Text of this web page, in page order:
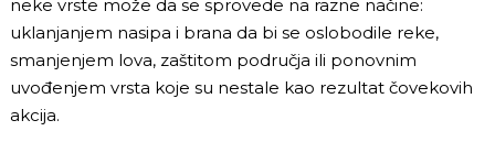
neke vrste može da se sprovede na razne načine:
uklanjanjem nasipa i brana da bi se oslobodile reke,
smanjenjem lova, zaštitom područja ili ponovnim
uvođenjem vrsta koje su nestale kao rezultat čovekovih
akcija.